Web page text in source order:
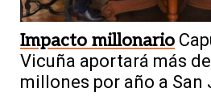
Impacto millonario
Vicuña aportará más de
millones por año a San